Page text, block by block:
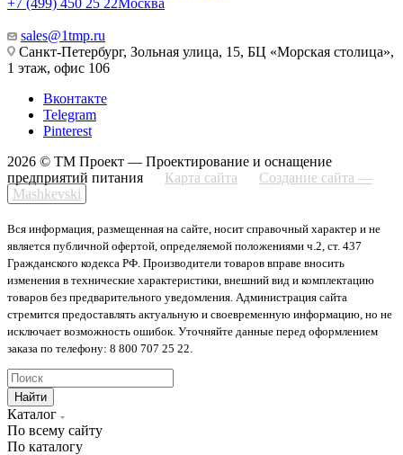
sales@1tmp.ru
Санкт-Петербург, Зольная улица, 15, БЦ «Морская столица»,
1 этаж, офис 106
Вконтакте
Telegram
Pinterest
2026 © ТМ Проект — Проектирование и оснащение
предприятий питания
Карта сайта
Создание сайта —
Mashkevski
Вся информация, размещенная на сайте, носит справочный характер и не
является публичной офертой, определяемой положениями ч.2, ст. 437
Гражданского кодекса РФ. Производители товаров вправе вносить
изменения в технические характеристики, внешний вид и комплектацию
товаров без предварительного уведомления. Администрация сайта
стремится предоставлять актуальную и своевременную информацию, но не
исключает возможность ошибок. Уточняйте данные перед оформлением
заказа по телефону: 8 800 707 25 22.
Найти
Каталог
По всему сайту
По каталогу